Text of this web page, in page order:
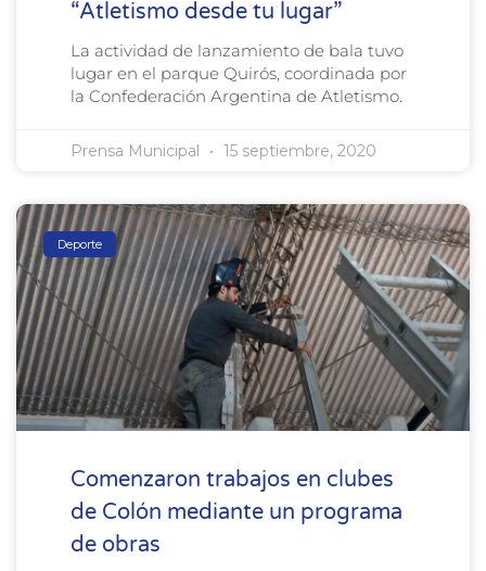
“Atletismo desde tu lugar”
La actividad de lanzamiento de bala tuvo
lugar en el parque Quirós, coordinada por
la Confederación Argentina de Atletismo.
Prensa Municipal 15 septiembre, 2020
Deporte
Comenzaron trabajos en clubes
de Colón mediante un programa
de obras